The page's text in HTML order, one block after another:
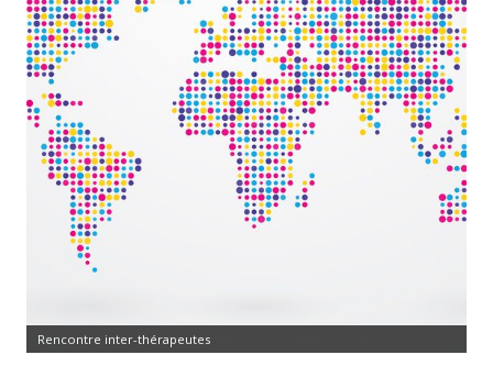
Rencontre inter-thérapeutes